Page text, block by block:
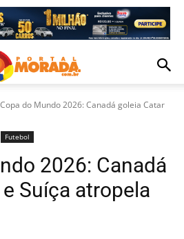
Copa do Mundo 2026: Canadá goleia Catar
Futebol
2026: Canadá
Suíça atropela